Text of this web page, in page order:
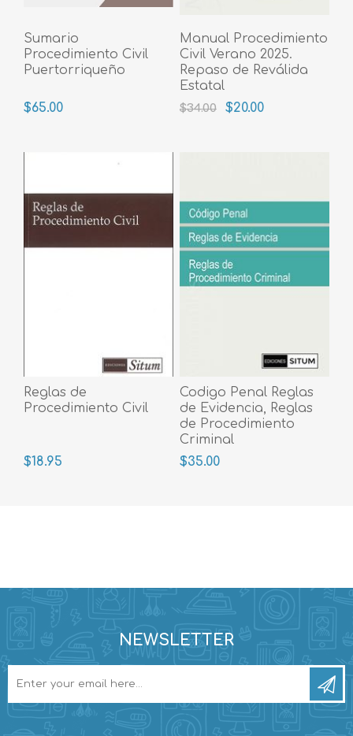
Sumario
Procedimiento Civil
Puertorriqueño
$65.00
Manual Procedimiento
Civil Verano 2025.
Repaso de Reválida
Estatal
$34.00 $20.00
Reglas de
Procedimiento Civil
$18.95
Codigo Penal Reglas
de Evidencia, Reglas
de Procedimiento
Criminal
$35.00
NEWSLETTER